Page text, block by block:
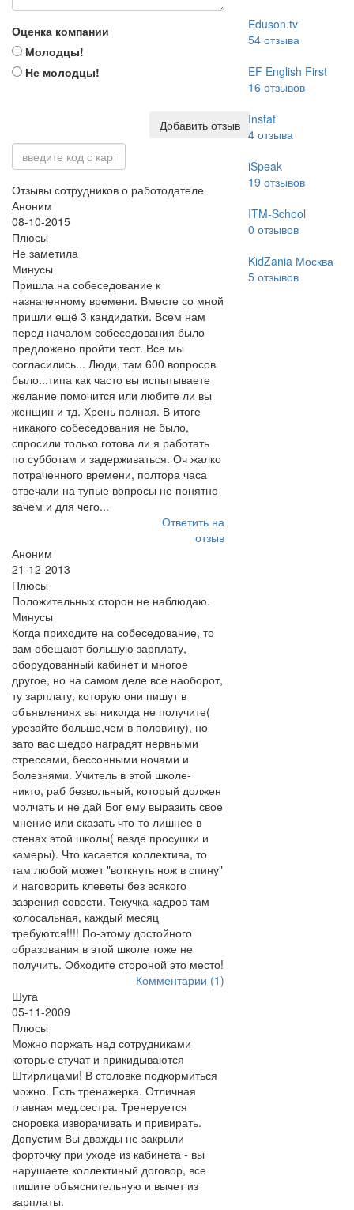
Оценка компании
Молодцы!
Не молодцы!
Добавить отзыв
Отзывы сотрудников о работодателе
Аноним
08-10-2015
Плюсы
Не заметила
Минусы
Пришла на собеседование к
назначенному времени. Вместе со мной
пришли ещё 3 кандидатки. Всем нам
перед началом собеседования было
предложено пройти тест. Все мы
согласились... Люди, там 600 вопросов
было...типа как часто вы испытываете
желание помочится или любите ли вы
женщин и тд. Хрень полная. В итоге
никакого собеседования не было,
спросили только готова ли я работать
по субботам и задерживаться. Оч жалко
потраченного времени, полтора часа
отвечали на тупые вопросы не понятно
зачем и для чего...
Ответить на
отзыв
Аноним
21-12-2013
Плюсы
Положительных сторон не наблюдаю.
Минусы
Когда приходите на собеседование, то
вам обещают большую зарплату,
оборудованный кабинет и многое
другое, но на самом деле все наоборот,
ту зарплату, которую они пишут в
объявлениях вы никогда не получите(
урезайте больше,чем в половину), но
зато вас щедро наградят нервными
стрессами, бессонными ночами и
болезнями. Учитель в этой школе-
никто, раб безвольный, который должен
молчать и не дай Бог ему выразить свое
мнение или сказать что-то лишнее в
стенах этой школы( везде просушки и
камеры). Что касается коллектива, то
там любой может "воткнуть нож в спину"
и наговорить клеветы без всякого
зазрения совести. Текучка кадров там
колосальная, каждый месяц
требуются!!!! По-этому достойного
образования в этой школе тоже не
получить. Обходите стороной это место!
Комментарии (1)
Шуга
05-11-2009
Плюсы
Можно поржать над сотрудниками
которые стучат и прикидываются
Штирлицами! В столовке подкормиться
можно. Есть тренажерка. Отличная
главная мед.сестра. Тренеруется
сноровка изворачивать и привирать.
Допустим Вы дважды не закрыли
форточку при уходе из кабинета - вы
нарушаете коллектиный договор, все
пишите объяснительную и вычет из
зарплаты.
Eduson.tv
54отзыва
EF English First
16 отзывов
Instat
4отзыва
iSpeak
19 отзывов
ITM-School
0 отзывов
KidZania Москва
5отзывов